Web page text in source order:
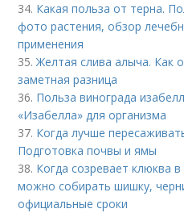
34. Какая польза от терна.
фото растения, обзор
применения
35.Желтая слива алыча. Как
заметная разница
36. Польза винограда
«Изабелла» для организма
37. Когда лучше
Подготовка почвы и ямы
38. Когда созревает клюква
можно собирать шишку,
официальные сроки